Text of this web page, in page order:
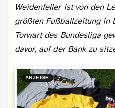
Weidenfeller ist von den
größten Fußballzeitung in
Torwart des Bundesliga
davor, auf der Bank zu
ANZEIGE